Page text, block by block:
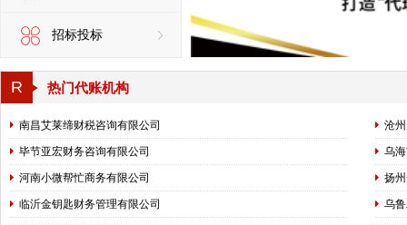
招标投标
R 热门代账机构
南昌艾莱缔财税咨询有限公司 沧
毕节亚宏财务咨询有限公司 乌
河南小微帮忙商务有限公司 扬
临沂金钥匙财务管理有限公司 乌